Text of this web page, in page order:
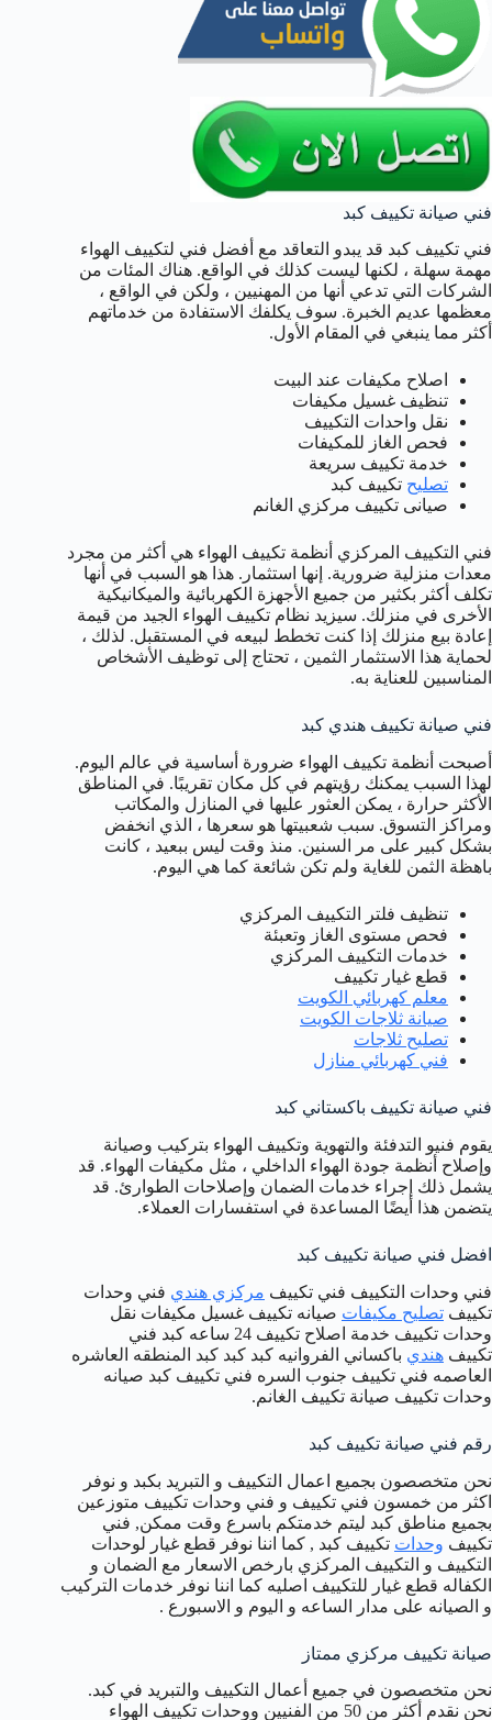
فني صيانة تكييف كبد
فني تكييف كبد قد يبدو التعاقد مع أفضل فني لتكييف الهواء
مهمة سهلة ، لكنها ليست كذلك في الواقع. هناك المئات من
الشركات التي تدعي أنها من المهنيين ، ولكن في الواقع ،
معظمها عديم الخبرة. سوف يكلفك الاستفادة من خدماتهم
أكثر مما ينبغي في المقام الأول.
اصلاح مكيفات عند البيت
تنظيف غسيل مكيفات
نقل واحدات التكييف
فحص الغاز للمكيفات
خدمة تكييف سريعة
تصليح تكييف كبد
صيانى تكييف مركزي الغانم
فني التكييف المركزي أنظمة تكييف الهواء هي أكثر من مجرد
معدات منزلية ضرورية. إنها استثمار. هذا هو السبب في أنها
تكلف أكثر بكثير من جميع الأجهزة الكهربائية والميكانيكية
الأخرى في منزلك. سيزيد نظام تكييف الهواء الجيد من قيمة
إعادة بيع منزلك إذا كنت تخطط لبيعه في المستقبل. لذلك ،
لحماية هذا الاستثمار الثمين ، تحتاج إلى توظيف الأشخاص
المناسبين للعناية به.
فني صيانة تكييف هندي كبد
أصبحت أنظمة تكييف الهواء ضرورة أساسية في عالم اليوم.
لهذا السبب يمكنك رؤيتهم في كل مكان تقريبًا. في المناطق
الأكثر حرارة ، يمكن العثور عليها في المنازل والمكاتب
ومراكز التسوق. سبب شعبيتها هو سعرها ، الذي انخفض
بشكل كبير على مر السنين. منذ وقت ليس ببعيد ، كانت
باهظة الثمن للغاية ولم تكن شائعة كما هي اليوم.
تنظيف فلتر التكييف المركزي
فحص مستوى الغاز وتعبئة
خدمات التكييف المركزي
قطع غيار تكييف
معلم كهربائي الكويت
صيانة ثلاجات الكويت
تصليح ثلاجات
فني كهربائي منازل
فني صيانة تكييف باكستاني كبد
يقوم فنيو التدفئة والتهوية وتكييف الهواء بتركيب وصيانة
وإصلاح أنظمة جودة الهواء الداخلي ، مثل مكيفات الهواء. قد
يشمل ذلك إجراء خدمات الضمان وإصلاحات الطوارئ. قد
يتضمن هذا أيضًا المساعدة في استفسارات العملاء.
افضل فني صيانة تكييف كبد
فني وحدات التكييف فني تكييف مركزي هندي فني وحدات
تكييف تصليح مكيفات صيانه تكييف غسيل مكيفات نقل
وحدات تكييف خدمة اصلاح تكييف 24 ساعه كبد فني
تكييف هندي باكساني الفروانيه كبد كبد كبد المنطقه العاشره
العاصمه فني تكييف جنوب السره فني تكييف كبد صيانه
وحدات تكييف صيانة تكييف الغانم.
رقم فني صيانة تكييف كبد
نحن متخصصون بجميع اعمال التكييف و التبريد بكبد و نوفر
اكثر من خمسون فني تكييف و فني وحدات تكييف متوزعين
بجميع مناطق كبد ليتم خدمتكم باسرع وقت ممكن, فني
تكييف وحدات تكييف كبد , كما اننا نوفر قطع غيار لوحدات
التكييف و التكييف المركزي بارخص الاسعار مع الضمان و
الكفاله قطع غيار للتكييف اصليه كما اننا نوفر خدمات التركيب
و الصيانه على مدار الساعه و اليوم و الاسبورع .
صيانة تكييف مركزي ممتاز
نحن متخصصون في جميع أعمال التكييف والتبريد في كبد.
نحن نقدم أكثر من 50 من الفنيين ووحدات تكييف الهواء